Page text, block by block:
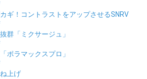
ギ！コントラストをアップさせるSNRV
群「ミクサージュ」
ポラマックスプロ」
上げ